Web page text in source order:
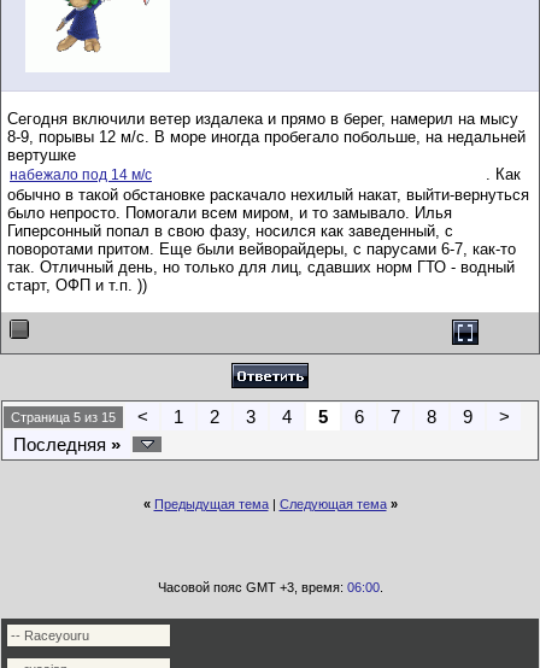
Сегодня включили ветер издалека и прямо в берег, намерил на мысу
8-9, порывы 12 м/с. В море иногда пробегало побольше, на недальней
вертушке
набежало под 14 м/с
. Как
обычно в такой обстановке раскачало нехилый накат, выйти-вернуться
было непросто. Помогали всем миром, и то замывало. Илья
Гиперсонный попал в свою фазу, носился как заведенный, с
поворотами притом. Еще были вейворайдеры, с парусами 6-7, как-то
так. Отличный день, но только для лиц, сдавших норм ГТО - водный
старт, ОФП и т.п. ))
Страница 5 из 15 < 1 2 3 4 5 6 7 8 9
>
Последняя »
« Предыдущая тема| Следующая тема »
Часовой пояс GMT +3, время: 06:00.